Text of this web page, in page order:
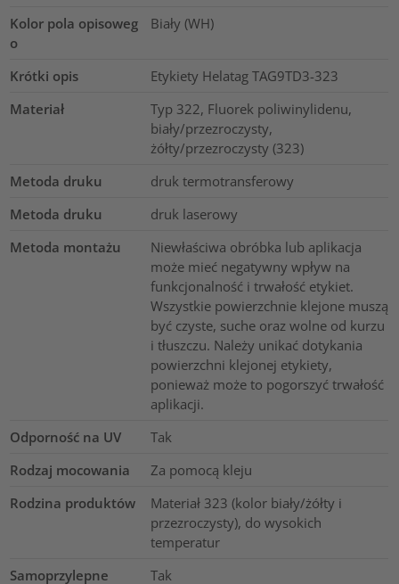
Kolor pola opisoweg
o
Biały (WH)
Krótki opis
Etykiety Helatag TAG9TD3-323
Materiał
Typ 322, Fluorek poliwinylidenu,
biały/przezroczysty,
żółty/przezroczysty (323)
Metoda druku
druk termotransferowy
Metoda druku
druk laserowy
Metoda montażu
Niewłaściwa obróbka lub aplikacja
może mieć negatywny wpływ na
funkcjonalność i trwałość etykiet.
Wszystkie powierzchnie klejone muszą
być czyste, suche oraz wolne od kurzu
i tłuszczu. Należy unikać dotykania
powierzchni klejonej etykiety,
ponieważ może to pogorszyć trwałość
aplikacji.
Odporność na UV
Tak
Rodzaj mocowania
Za pomocą kleju
Rodzina produktów
Materiał 323 (kolor biały/żółty i
przezroczysty), do wysokich
temperatur
Samoprzylepne
Tak